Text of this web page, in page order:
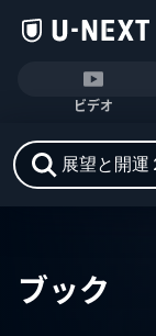
ビデオ
ブック